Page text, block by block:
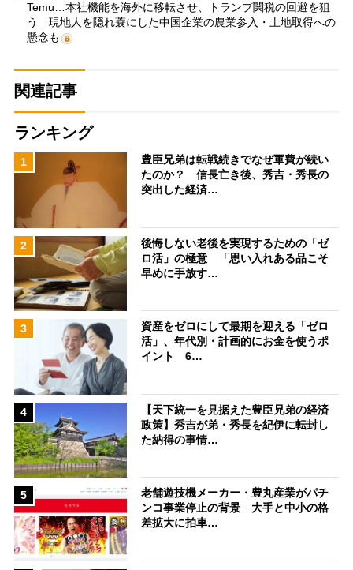
Temu…本社機能を海外に移転させ、トランプ関税の回避を狙
う 現地人を隠れ蓑にした中国企業の農業参入・土地取得への
懸念も
関連記事
ランキング
1
豊臣兄弟は転戦続きでなぜ軍費が続い
たのか？ 信長亡き後、秀吉・秀長の
突出した経済…
2
後悔しない老後を実現するための「ゼ
ロ活」の極意 「思い入れある品こそ
早めに手放す…
3
資産をゼロにして最期を迎える「ゼロ
活」、年代別・計画的にお金を使うポ
イント 6…
4
【天下統一を見据えた豊臣兄弟の経済
政策】秀吉が弟・秀長を紀伊に転封し
た納得の事情…
5
老舗遊技機メーカー・豊丸産業がパチ
ンコ事業停止の背景 大手と中小の格
差拡大に拍車…